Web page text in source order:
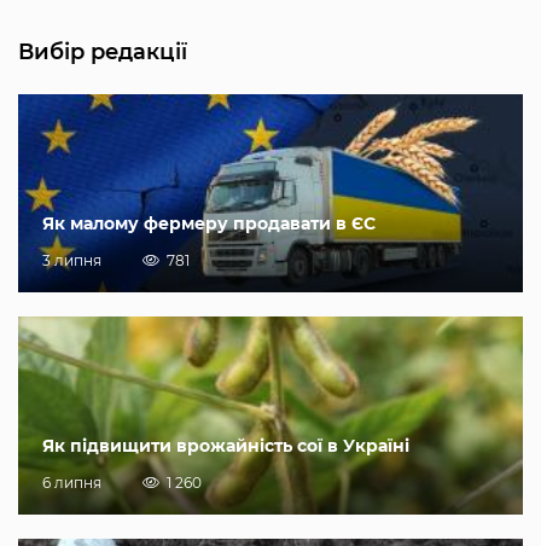
Вибір редакції
Як малому фермеру продавати в ЄС
3 липня 781
Як підвищити врожайність сої в Україні
6 липня 1 260